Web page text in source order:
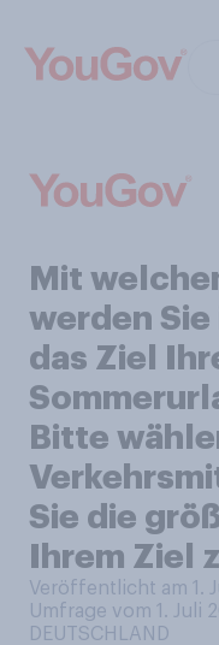
Mit
werden Sie
das Ziel
Bitte
Sie die
Ihrem Ziel
Veröffentlicht am 1.
Umfrage vom 1. Juli
DEUTSCHLAND